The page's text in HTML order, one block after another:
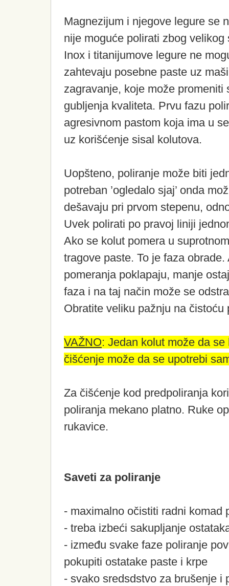
Magnezijum i njegove legure se
nije moguće polirati zbog
Inox i titanijumove legure ne
zahtevaju posebne paste uz
zagravanje, koje može
gubljenja kvaliteta. Prvu fazu
agresivnom pastom koja ima u
uz korišćenje sisal kolutova.
Uopšteno, poliranje može biti
potreban ’ogledalo sjaj’ onda
dešavaju pri prvom stepenu,
Uvek polirati po pravoj liniji
Ako se kolut pomera u
tragove paste. To je faza
pomeranja poklapaju, manje
faza i na taj način može se
Obratite veliku pažnju na čistoću
VAŽNO: Jedan kolut može da
čišćenje može da se upotrebi
Za čišćenje kod predpoliranja
poliranja mekano platno. Ruke
rukavice.
Saveti za poliranje
- maximalno očistiti radni komad
- treba izbeći sakupljanje
- između svake faze poliranje
pokupiti ostatake paste i krpe
- svako sredsdstvo za brušenje i